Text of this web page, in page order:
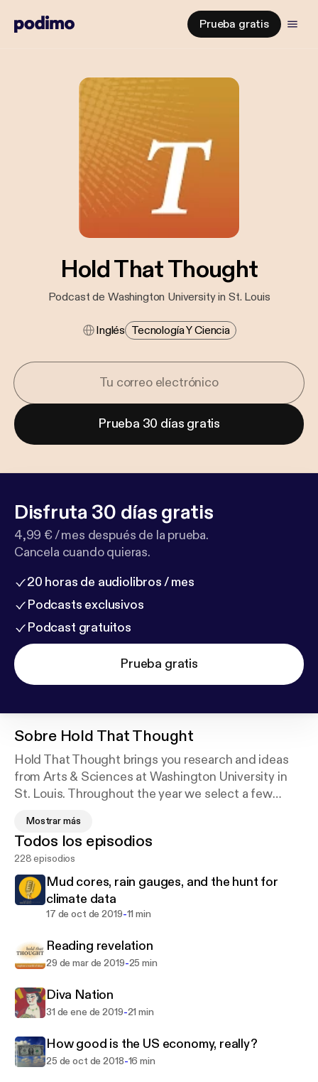
Prueba gratis
Hold That Thought
Podcast de Washington University in St. Louis
Inglés Tecnología Y Ciencia
Prueba 30 días gratis
Disfruta 30 días gratis
4,99 € / mes después de la prueba.
Cancela cuando quieras.
20 horas de audiolibros / mes
Podcasts exclusivos
Podcast gratuitos
Prueba gratis
Sobre Hold That Thought
Hold That Thought brings you research and ideas
from Arts & Sciences at Washington University in
St. Louis. Throughout the year we select a few
thoughtful commentary on those topics from a
variety of experts and sources. Be sure to
subscribe!
Mostrar más
Todos los episodios
228 episodios
Mud cores, rain gauges, and the hunt for
climate data
17 de oct de 2019-11 min
Reading revelation
29 de mar de 2019-25 min
Diva Nation
31 de ene de 2019-21 min
How good is the US economy, really?
25 de oct de 2018-16 min